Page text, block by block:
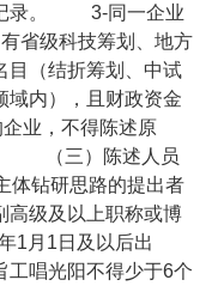
。
3-同一企业
省级科技筹划、地方
目（结折筹划、中试
域内），且财政资金
业，不得陈述原
（三）陈述人员
钻研思路的提出者
高级及以上职称或博
1月1日及以后出
工唱光阳不得少于6个